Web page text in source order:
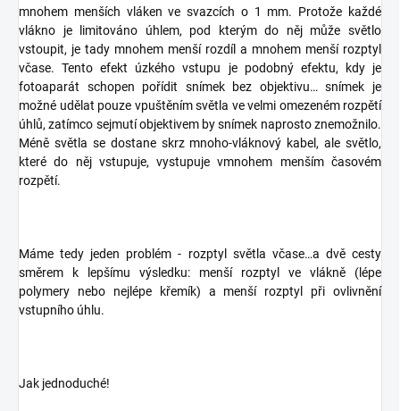
mnohem menších vláken ve svazcích o 1 mm. Protože každé
vlákno je limitováno úhlem, pod kterým do něj může světlo
vstoupit, je tady mnohem menší rozdíl a mnohem menší rozptyl
včase. Tento efekt úzkého vstupu je podobný efektu, kdy je
fotoaparát schopen pořídit snímek bez objektivu… snímek je
možné udělat pouze vpuštěním světla ve velmi omezeném rozpětí
úhlů, zatímco sejmutí objektivem by snímek naprosto znemožnilo.
Méně světla se dostane skrz mnoho-vláknový kabel, ale světlo,
které do něj vstupuje, vystupuje vmnohem menším časovém
rozpětí.
Máme tedy jeden problém - rozptyl světla včase…a dvě cesty
směrem k lepšímu výsledku: menší rozptyl ve vlákně (lépe
polymery nebo nejlépe křemík) a menší rozptyl při ovlivnění
vstupního úhlu.
Jak jednoduché!